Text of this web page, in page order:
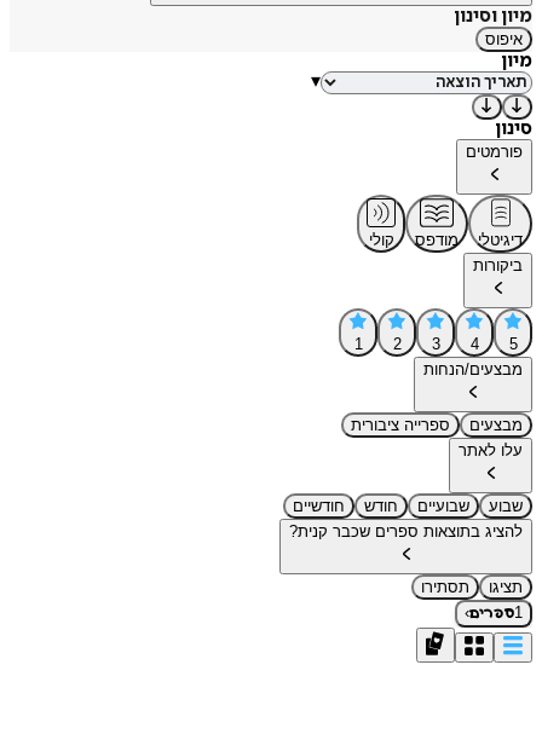
מיון וסינון
איפוס
מיון
▾
סינון
פורמטים
דיגיטלי מודפס
קולי
ביקורות
5
4
3
2
1
מבצעים/הנחות
מבצעים
ספרייה ציבורית
עלו לאתר
שבוע שבועיים חודש
חודשיים
להציג בתוצאות ספרים שכבר קנית?
תציגו
תסתירו
1ספרים›